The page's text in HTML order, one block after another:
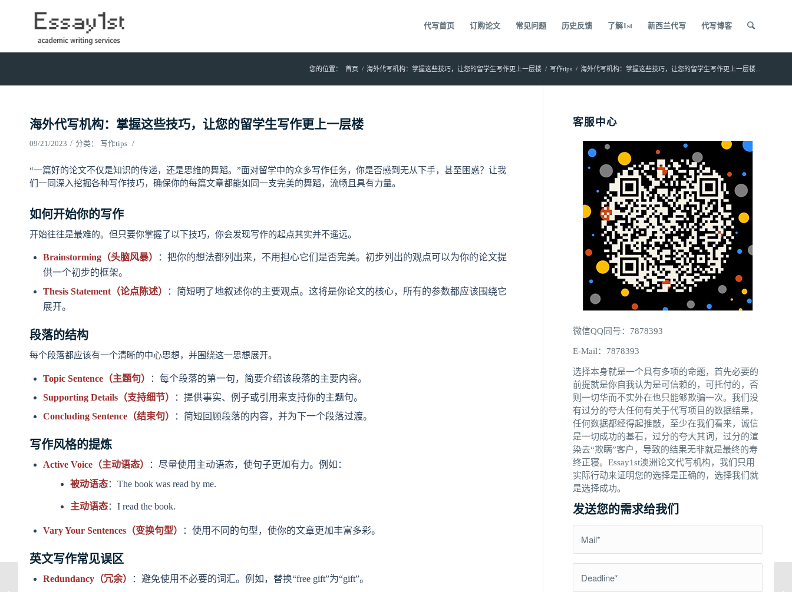
代写首页 订购论文 常见问题 历史反馈 了解1st 新西兰代写 代写博客
您的位置： 首页 / 海外代写机构：掌握这些技巧，让您的留学生写作更上一层楼 / 写作tips / 海外代写机构：掌握这些技巧，让您的留学生写作更上一层楼...
海外代写机构：掌握这些技巧，让您的留学生写作更上一层楼
09/21/2023 / 分类： 写作tips /
“一篇好的论文不仅是知识的传递，还是思维的舞蹈。”面对留学中的众多写作任务，你是否感到无从下手，甚至困惑？让我
们一同深入挖掘各种写作技巧，确保你的每篇文章都能如同一支完美的舞蹈，流畅且具有力量。
如何开始你的写作
开始往往是最难的。但只要你掌握了以下技巧，你会发现写作的起点其实并不遥远。
Brainstorming（头脑风暴）
：把你的想法都列出来，不用担心它们是否完美。初步列出的观点可以为你的论文提
供一个初步的框架。
Thesis Statement（论点陈述）
：简短明了地叙述你的主要观点。这将是你论文的核心，所有的参数都应该围绕它
展开。
段落的结构
每个段落都应该有一个清晰的中心思想，并围绕这一思想展开。
Topic Sentence（主题句）
：每个段落的第一句，简要介绍该段落的主要内容。
Supporting Details（支持细节）
：提供事实、例子或引用来支持你的主题句。
Concluding Sentence（结束句）
：简短回顾段落的内容，并为下一个段落过渡。
写作风格的提炼
Active Voice（主动语态）
：尽量使用主动语态，使句子更加有力。例如：
被动语态：The book was read by me.
主动语态：I read the book.
Vary Your Sentences（变换句型） ：使用不同的句型，使你的文章更加丰富多彩。
英文写作常见误区
Redundancy（冗余）
：避免使用不必要的词汇。例如，替换“free gift”为“gift”。
客服中心
微信QQ同号：7878393
E-Mail：7878393
选择本身就是一个具有多项的命题，首先必要的
前提就是你自我认为是可信赖的，可托付的，否
则一切华而不实外在也只能够欺骗一次。我们没
有过分的夸大任何有关于代写项目的数据结果，
任何数据都经得起推敲，至少在我们看来，诚信
是一切成功的基石，过分的夸大其词，过分的渲
染去“欺瞒”客户，导致的结果无非就是最终的寿
终正寝。Essay1st澳洲论文代写机构，我们只用
实际行动来证明您的选择是正确的，选择我们就
是选择成功。
发送您的需求给我们